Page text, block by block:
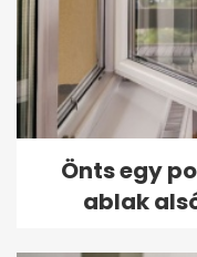
Önts egy
ablak